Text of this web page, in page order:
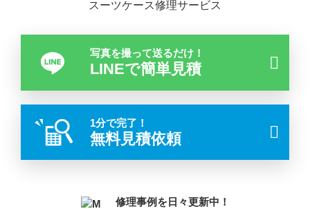
スーツケース修理サービス
写真を撮って送るだけ！
LINEで簡単見積
1分で完了！
無料見積依頼
修理事例を日々更新中！